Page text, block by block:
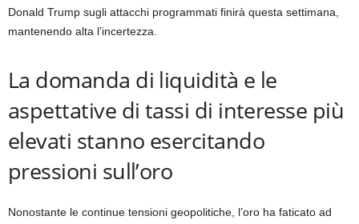
Donald Trump sugli attacchi programmati finirà questa settimana,
mantenendo alta l’incertezza.
La domanda di liquidità e le
aspettative di tassi di interesse più
elevati stanno esercitando
pressioni sull’oro
Nonostante le continue tensioni geopolitiche, l’oro ha faticato ad